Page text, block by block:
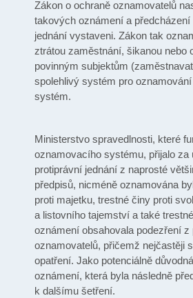
Zákon o ochraně oznamovatelů
takových oznámení a
jednání vystaveni. Zákon tak
ztrátou zaměstnání, šikanou
povinným subjektům
spolehlivý systém pro
systém.
Ministerstvo spravedlnosti, které
oznamovacího systému, přijalo
protiprávní jednání z naprosté
předpisů, nicméně oznamována
proti majetku, trestné činy proti
a listovního tajemství a také
oznámení obsahovala podezření
oznamovatelů, přičemž nejčastěji
opatření. Jako potenciálně
oznámení, která byla následně
k dalšímu šetření.